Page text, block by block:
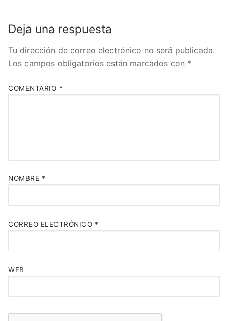
Deja una respuesta
Tu dirección de correo electrónico no será publicada.
Los campos obligatorios están marcados con *
COMENTARIO *
NOMBRE *
CORREO ELECTRÓNICO *
WEB